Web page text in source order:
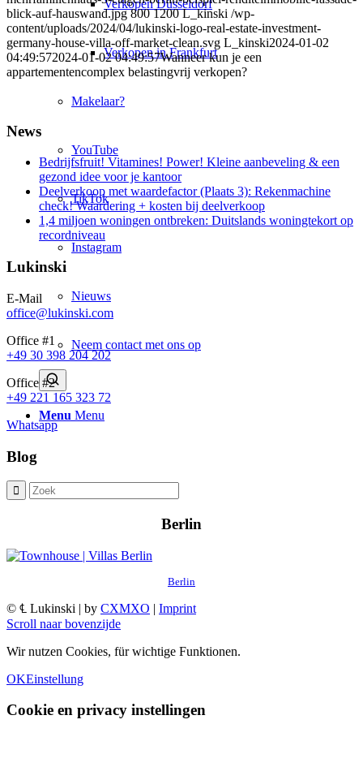
Verkopen Düsseldorf
Verkopen in Frankfurt
Makelaar?
YouTube
TikTok
Instagram
Nieuws
Neem contact met ons op
Menu Menu
blick-auf-hauswand.jpg 800 1200 L_kinski /wp-
content/uploads/2024/04/lukinski-logo-real-estate-investment-
germany-house-villa-off-market-clean.svg L_kinski2024-01-02
04:49:572024-01-02 04:49:57Wanneer kun je een
appartementencomplex belastingvrij verkopen?
News
Bedrijfsfruit! Vitamines! Power! Kleine aanbeveling & een
gezond idee voor je kantoor
Deelverkoop met waardefactor (Plaats 3): Rekenmachine
check! Waardering + kosten bij deelverkoop
1,4 miljoen woningen ontbreken: Duitslands woningtekort op
recordniveau
Lukinski
E-Mail
office@lukinski.com
Office #1
+49 30 398 204 202
Office #2
+49 221 165 323 72
Whatsapp
Blog
Berlin
Berlin
© ℄ Lukinski | by CXMXO | Imprint
Scroll naar bovenzijde
Wir nutzen Cookies, für wichtige Funktionen.
OKEinstellung
Cookie en privacy instellingen